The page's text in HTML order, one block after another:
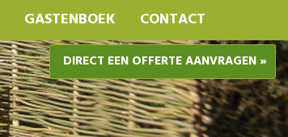
DIRECT EEN OFFERTE AANVRAGEN »
GASTENBOEK CONTACT